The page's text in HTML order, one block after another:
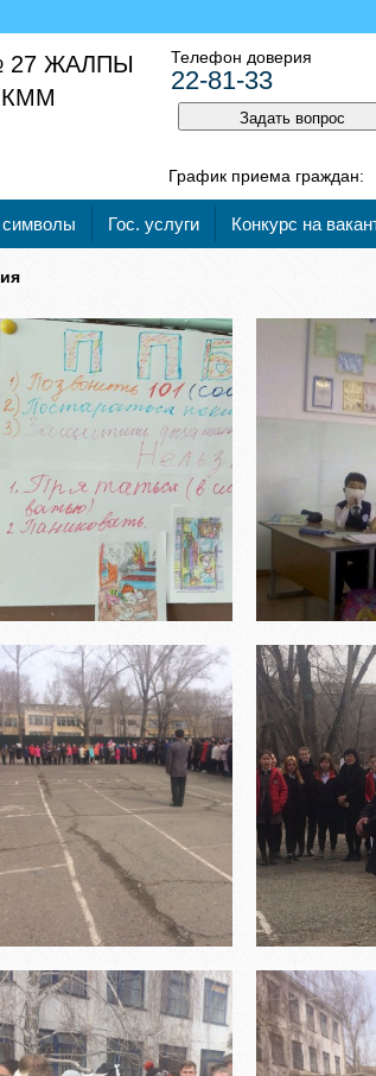
27 ЖАЛПЫ
КММ
Телефон доверия
22-81-33
Задать вопрос
График приема граждан:
символы Гос. услуги Конкурс на